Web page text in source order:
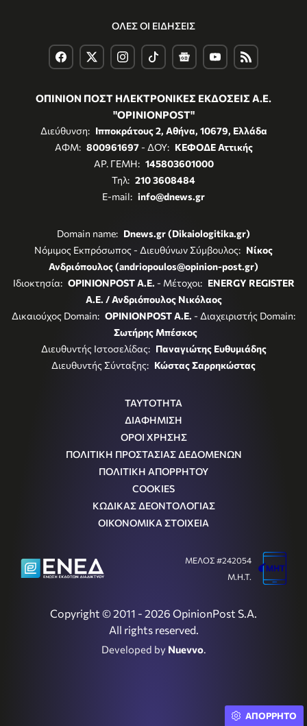
ΟΛΕΣ ΟΙ ΕΙΔΗΣΕΙΣ
ΟΠΙΝΙΟΝ ΠΟΣΤ ΗΛΕΚΤΡΟΝΙΚΕΣ ΕΚΔΟΣΕΙΣ Α.Ε.
"OPINIONPOST"
Διεύθυνση: Ιπποκράτους 2, Αθήνα, 10679, Ελλάδα
ΑΦΜ: 800961697- ΔΟΥ: ΚΕΦΟΔΕ Αττικής
ΑΡ. ΓΕΜΗ: 145803601000
Τηλ: 210 3608484
E-mail: info@dnews.gr
Domain name: Dnews.gr (Dikaiologitika.gr)
Νόμιμος Εκπρόσωπος - Διευθύνων Σύμβουλος: Νίκος
Ανδριόπουλος (andriopoulos@opinion-post.gr)
Ιδιοκτησία: OPINIONPOST A.E. - Μέτοχοι: ENERGY REGISTER
Α.Ε. / Ανδριόπουλος Νικόλαος
Δικαιούχος Domain: OPINIONPOST A.E. - Διαχειριστής Domain:
Σωτήρης Μπέσκος
Διευθυντής Ιστοσελίδας: Παναγιώτης Ευθυμιάδης
Διευθυντής Σύνταξης: Κώστας Σαρρηκώστας
ΤΑΥΤΟΤΗΤΑ
ΔΙΑΦΗΜΙΣΗ
ΟΡΟΙ ΧΡΗΣΗΣ
ΠΟΛΙΤΙΚΗ ΠΡΟΣΤΑΣΙΑΣ ΔΕΔΟΜΕΝΩΝ
ΠΟΛΙΤΙΚΗ ΑΠΟΡΡΗΤΟΥ
COOKIES
ΚΩΔΙΚΑΣ ΔΕΟΝΤΟΛΟΓΙΑΣ
ΟΙΚΟΝΟΜΙΚΑ ΣΤΟΙΧΕΙΑ
Copyright © 2011 - 2026 OpinionPost S.A.
All rights reserved.
Developed by Nuevvo.
ΜΕΛΟΣ #242054
Μ.Η.Τ.
ΑΠΟΡΡΗΤΟ